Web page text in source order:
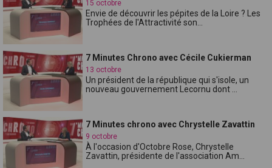
15 octobre
Envie de découvrir les pépites de la Loire ? Les
Trophées de l'Attractivité son...
7 Minutes Chrono avec Cécile Cukierman
13 octobre
Un président de la république qui s'isole, un
nouveau gouvernement Lecornu dont ...
7 Minutes chrono avec Chrystelle Zavattin
9 octobre
À l'occasion d'Octobre Rose, Chrystelle
Zavattin, présidente de l'association Am...